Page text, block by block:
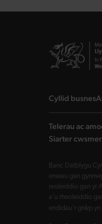
Cyllid busnes
Telerau ac
Siarter
Banc Datblygu
enwau gan
reoleiddio gan yr
a'u rheoleiddio
endidau'r grŵp